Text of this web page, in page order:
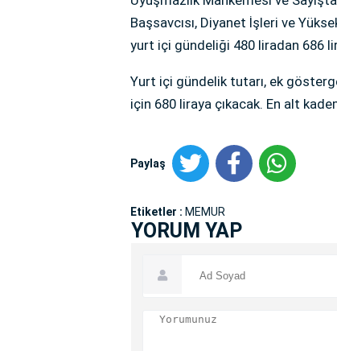
Başsavcısı, Diyanet İşleri ve
yurt içi gündeliği 480 liradan 686
Yurt içi gündelik tutarı, ek
için 680 liraya çıkacak. En alt
Paylaş
Etiketler : MEMUR
YORUM YAP